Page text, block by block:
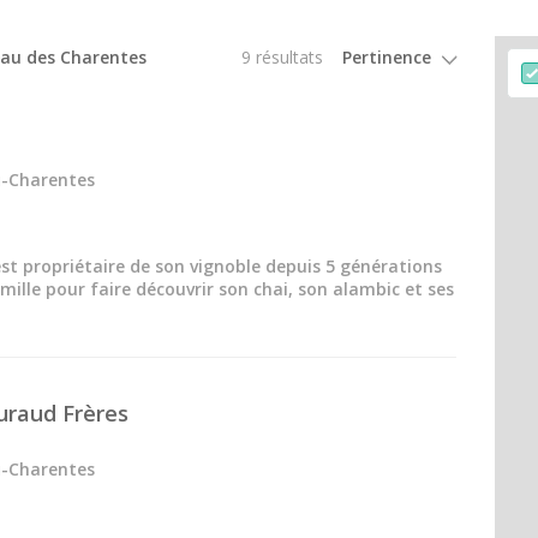
Week end gastronomique
des Charentes 9 résultats
Charentes
propriétaire de son vignoble depuis 5 générations
pour faire découvrir son chai, son alambic et ses
Frères
Charentes